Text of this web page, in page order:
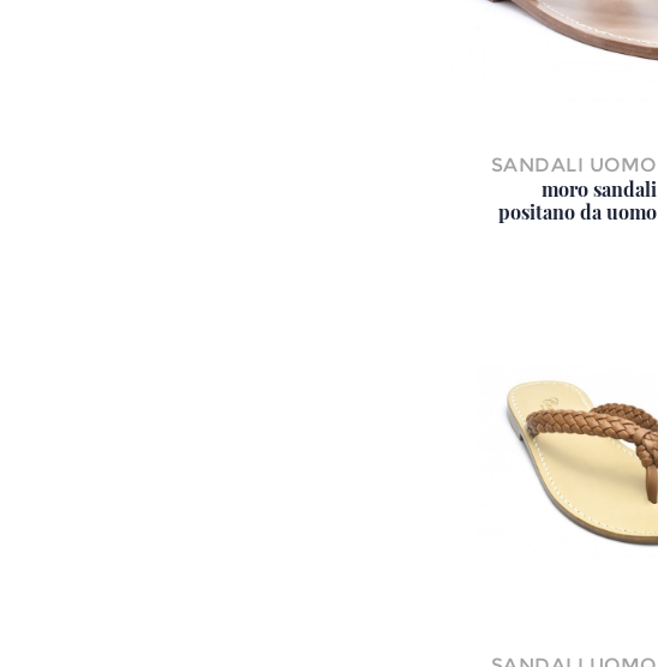
SANDALI UOMO
moro sandali
positano da uomo